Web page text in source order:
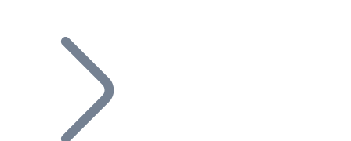
Bitcoin